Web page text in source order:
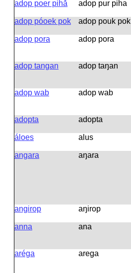
adop poer pihǎ
adop pur piha
adop póoek pok
adop pouk pok
adop pora
adop pora
adop tangan
adop taŋan
adop wab
adop wab
adopta
adopta
áloes
alus
angara
aŋara
angirop
aŋirop
anna
ana
aréga
arega